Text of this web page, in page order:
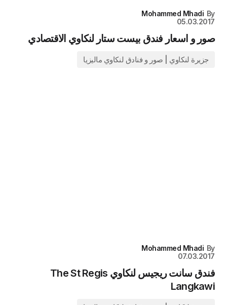
By
Mohammed Mhadi
05.03.2017
صور و اسعار فندق بيست ستار لنكاوي الاقتصادي
جزيرة لنكاوي | صور و فنادق لنكاوي ماليزيا
By
Mohammed Mhadi
07.03.2017
فندق سانت ريجيس لنكاوي The St Regis
Langkawi